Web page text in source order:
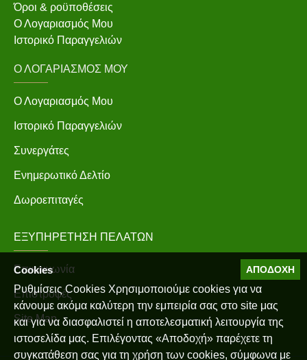
Όροι & ροϋποθέσεις
Ο Λογαριασμός Μου
Ιστορικό Παραγγελιών
Ο ΛΟΓΑΡΙΑΣΜΌΣ ΜΟΥ
Ο Λογαριασμός Μου
Ιστορικό Παραγγελιών
Συνεργάτες
Ενημερωτικό Δελτίο
Δωροεπιταγές
ΕΞΥΠΗΡΈΤΗΣΗ ΠΕΛΑΤΏΝ
Επικοινωνία
Επιστροφές
Site Map
ΑΠΟΔΟΧΉ
Cookies
Ρυθμίσεις Cookies Χρησιμοποιούμε cookies για να
κάνουμε ακόμα καλύτερη την εμπειρία σας στο site μας
και για να διασφαλιστεί η αποτελεσματική λειτουργία της
ιστοσελίδα μας. Επιλέγοντας «Αποδοχή» παρέχετε τη
συγκατάθεση σας για τη χρήση των cookies, σύμφωνα με